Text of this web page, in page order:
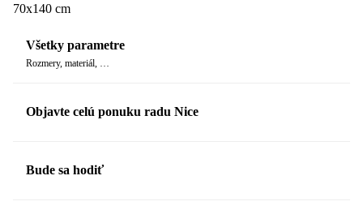
70x140 cm
Všetky parametre
Rozmery, materiál, …
Objavte celú ponuku radu Nice
Bude sa hodiť